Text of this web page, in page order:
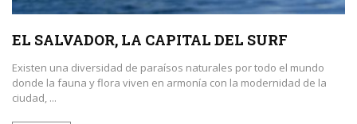
EL SALVADOR, LA CAPITAL DEL SURF
Existen una diversidad de paraísos naturales por todo el mundo
donde la fauna y flora viven en armonía con la modernidad de la
ciudad, ...